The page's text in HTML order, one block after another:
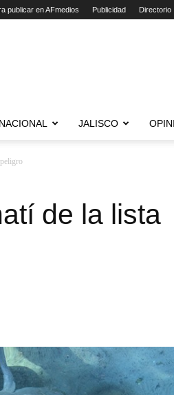
publicar en AFmedios Publicidad Directorio
NACIONAL JALISCO
de la lista